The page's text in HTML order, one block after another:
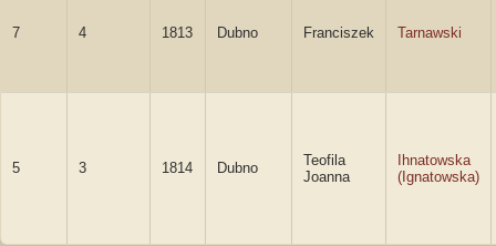
7 4 1813 Dubno Franciszek Tarnawski
5 3 1814 Dubno
Teofila
Joanna
Ihnatowska
(Ignatowska)